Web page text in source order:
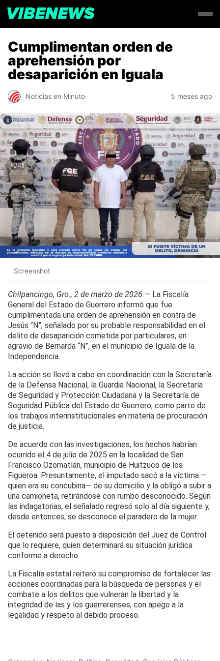
Cumplimentan orden de
aprehensión por
desaparición en Iguala
Noticias en Minuto 5 meses ago
Screenshot
Chilpancingo, Gro., 2 de marzo de 2026.— La Fiscalía
General del Estado de Guerrero informó que fue
cumplimentada una orden de aprehensión en contra de
Jesús “N”, señalado por su probable responsabilidad en el
delito de desaparición cometida por particulares, en
agravio de Bernarda “N”, en el municipio de Iguala de la
Independencia.
La acción se llevó a cabo en coordinación con la Secretaría
de la Defensa Nacional, la Guardia Nacional, la Secretaría
de Seguridad y Protección Ciudadana y la Secretaría de
Seguridad Pública del Estado de Guerrero, como parte de
los trabajos interinstitucionales en materia de procuración
de justicia.
De acuerdo con las investigaciones, los hechos habrían
ocurrido el 4 de julio de 2025 en la localidad de San
Francisco Ozomatlán, municipio de Huitzuco de los
Figueroa. Presuntamente, el imputado sacó a la víctima —
quien era su concubina— de su domicilio y la obligó a subir a
una camioneta, retirándose con rumbo desconocido. Según
las indagatorias, el señalado regresó solo al día siguiente y,
desde entonces, se desconoce el paradero de la mujer.
El detenido será puesto a disposición del Juez de Control
que lo requiere, quien determinará su situación jurídica
conforme a derecho.
La Fiscalía estatal reiteró su compromiso de fortalecer las
acciones coordinadas para la búsqueda de personas y el
combate a los delitos que vulneran la libertad y la
integridad de las y los guerrerenses, con apego a la
legalidad y respeto al debido proceso.